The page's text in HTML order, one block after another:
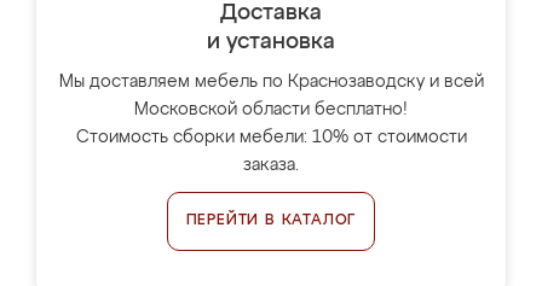
Доставка
и установка
Мы доставляем мебель по Краснозаводску и всей
Московской области бесплатно!
Стоимость сборки мебели: 10% от стоимости
заказа.
ПЕРЕЙТИ В КАТАЛОГ